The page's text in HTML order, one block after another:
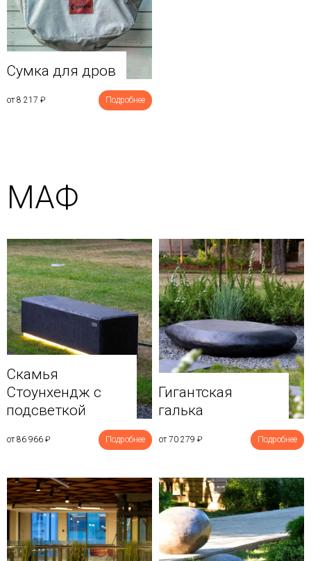
Сумка для дров
от 8 217 ₽ Подробнее
МАФ
Скамья
Стоунхендж с
подсветкой
от 86 966 ₽ Подробнее
Гигантская
галька
от 70 279 ₽ Подробнее